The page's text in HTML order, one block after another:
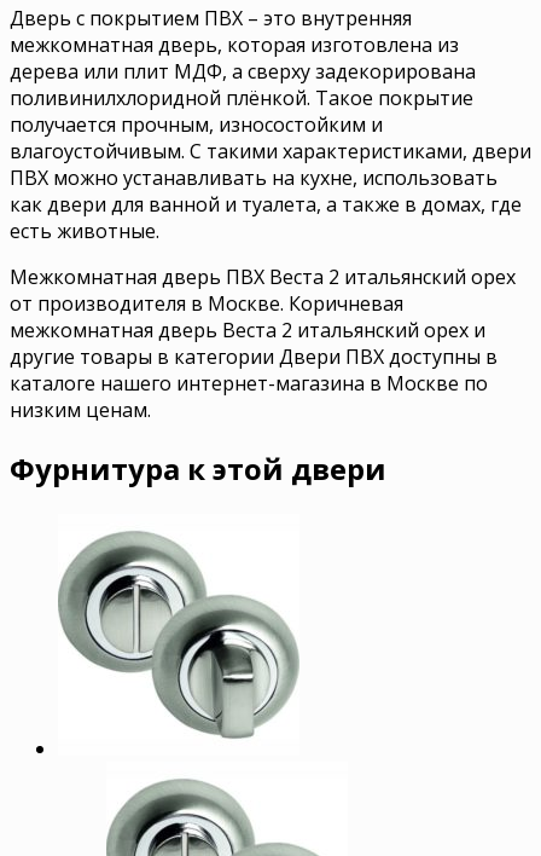
Дверь с покрытием ПВХ – это внутренняя
межкомнатная дверь, которая изготовлена из
дерева или плит МДФ, а сверху задекорирована
поливинилхлоридной плёнкой. Такое покрытие
получается прочным, износостойким и
влагоустойчивым. С такими характеристиками, двери
ПВХ можно устанавливать на кухне, использовать
как двери для ванной и туалета, а также в домах, где
есть животные.
Межкомнатная дверь ПВХ Веста 2 итальянский орех
от производителя в Москве. Коричневая
межкомнатная дверь Веста 2 итальянский орех и
другие товары в категории Двери ПВХ доступны в
каталоге нашего интернет-магазина в Москве по
низким ценам.
Фурнитура к этой двери